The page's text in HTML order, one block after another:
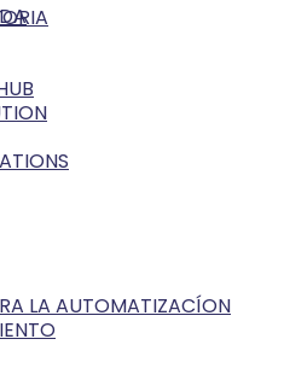
LA AUTOMATIZACÍON